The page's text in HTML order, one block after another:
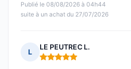
Publié le 08/08/2026 à 04h44
suite à un achat du 27/07/2026
L
LE PEUTREC L.
Note : 5 sur 5